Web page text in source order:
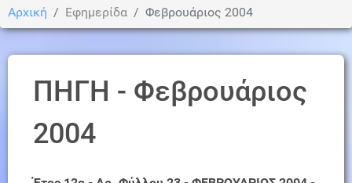
Αρχική Εφημερίδα Φεβρουάριος 2004
ΠΗΓΗ - Φεβρουάριος
2004